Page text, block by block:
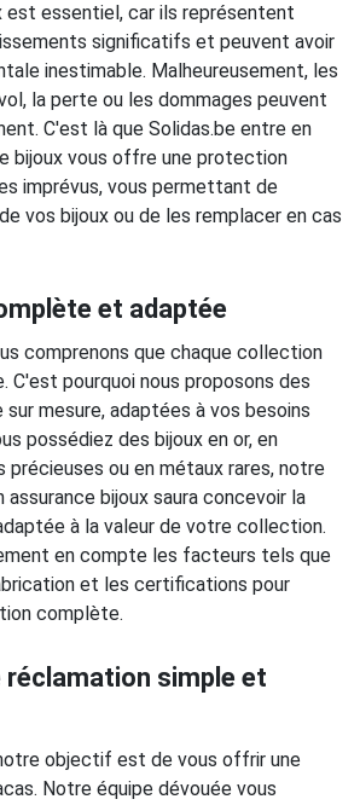
est essentiel, car ils représentent
significatifs et peuvent avoir
inestimable. Malheureusement, les
la perte ou les dommages peuvent
C'est là que Solidas.be entre en
bijoux vous offre une protection
imprévus, vous permettant de
vos bijoux ou de les remplacer en cas
et adaptée
comprenons que chaque collection
C'est pourquoi nous proposons des
mesure, adaptées à vos besoins
possédiez des bijoux en or, en
précieuses ou en métaux rares, notre
bijoux saura concevoir la
à la valeur de votre collection.
en compte les facteurs tels que
et les certifications pour
complète.
réclamation simple et
objectif est de vous offrir une
Notre équipe dévouée vous